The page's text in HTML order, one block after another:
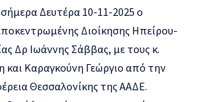
Δευτέρα 10-11-2025 ο
Διοίκησης Ηπείρου-
Δρ Ιωάννης Σάββας, με τους κ.
και Καραγκούνη Γεώργιο από την
Θεσσαλονίκης της ΑΑΔΕ.